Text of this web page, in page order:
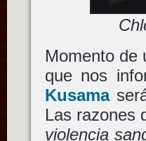
Momento de
que nos
Kusama
Las razones
violencia